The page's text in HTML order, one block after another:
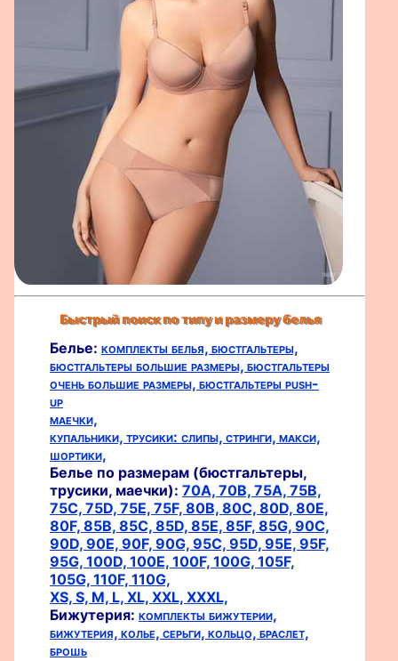
Быстрый поиск по типу и размеру белья
Белье: комплекты белья, бюстгальтеры,
бюстгальтеры большие размеры, бюстгальтеры
очень большие размеры, бюстгальтеры push-
up
маечки,
купальники, трусики: слипы, стринги, макси,
шортики,
Белье по размерам (бюстгальтеры,
трусики, маечки): 70A, 70B, 75A, 75B,
75C, 75D, 75E, 75F, 80B, 80C, 80D, 80E,
80F, 85B, 85C, 85D, 85E, 85F, 85G, 90C,
90D, 90E, 90F, 90G, 95C, 95D, 95E, 95F,
95G, 100D, 100E, 100F, 100G, 105F,
105G, 110F, 110G,
XS, S, M, L, XL, XXL, XXXL,
Бижутерия: комплекты бижутерии,
бижутерия, колье, серьги, кольцо, браслет,
брошь